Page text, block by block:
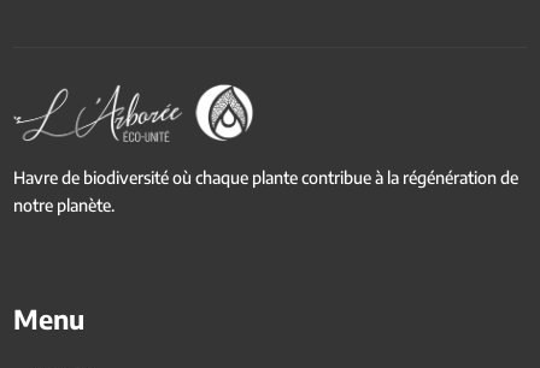
Havre de biodiversité où chaque plante contribue à la régénération de
notre planète.
Menu